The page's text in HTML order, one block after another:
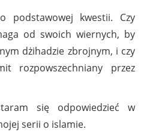
podstawowej kwestii. Czy
od swoich wiernych, by
dżihadzie zbrojnym, i czy
przez
się odpowiedzieć w
serii o islamie.